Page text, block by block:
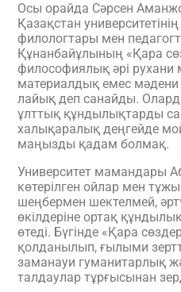
Осы орайда Сәрсен
Қазақстан
филологтары мен
Құнанбайұлының «Қара
философиялық әрі
материалдық емес мәдени
лайық деп санайды.
ұлттық құндылықтарды
халықаралық деңгейде
маңызды қадам болмақ.
Университет мамандары
көтерілген ойлар мен
шеңбермен шектелмей,
өкілдеріне ортақ
өтеді. Бүгінде «Қара
қолданылып, ғылыми
заманауи гуманитарлық
талдаулар тұрғысынан